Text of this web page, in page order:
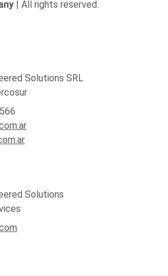
| All rights reserved.
Solutions SRL
Solutions